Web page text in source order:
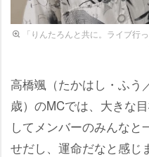
「りんたろんと共に。ライブ行
高橋颯（たかはし・ふう
歳）のMCでは、大きな
してメンバーのみんなと
せだし、運命だなと感じ